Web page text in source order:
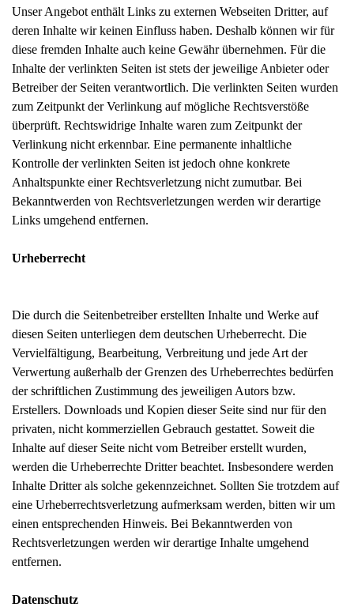
Unser Angebot enthält Links zu externen Webseiten Dritter, auf
deren Inhalte wir keinen Einfluss haben. Deshalb können wir für
diese fremden Inhalte auch keine Gewähr übernehmen. Für die
Inhalte der verlinkten Seiten ist stets der jeweilige Anbieter oder
Betreiber der Seiten verantwortlich. Die verlinkten Seiten wurden
zum Zeitpunkt der Verlinkung auf mögliche Rechtsverstöße
überprüft. Rechtswidrige Inhalte waren zum Zeitpunkt der
Verlinkung nicht erkennbar. Eine permanente inhaltliche
Kontrolle der verlinkten Seiten ist jedoch ohne konkrete
Anhaltspunkte einer Rechtsverletzung nicht zumutbar. Bei
Bekanntwerden von Rechtsverletzungen werden wir derartige
Links umgehend entfernen.
Urheberrecht
Die durch die Seitenbetreiber erstellten Inhalte und Werke auf
diesen Seiten unterliegen dem deutschen Urheberrecht. Die
Vervielfältigung, Bearbeitung, Verbreitung und jede Art der
Verwertung außerhalb der Grenzen des Urheberrechtes bedürfen
der schriftlichen Zustimmung des jeweiligen Autors bzw.
Erstellers. Downloads und Kopien dieser Seite sind nur für den
privaten, nicht kommerziellen Gebrauch gestattet. Soweit die
Inhalte auf dieser Seite nicht vom Betreiber erstellt wurden,
werden die Urheberrechte Dritter beachtet. Insbesondere werden
Inhalte Dritter als solche gekennzeichnet. Sollten Sie trotzdem auf
eine Urheberrechtsverletzung aufmerksam werden, bitten wir um
einen entsprechenden Hinweis. Bei Bekanntwerden von
Rechtsverletzungen werden wir derartige Inhalte umgehend
entfernen.
Datenschutz